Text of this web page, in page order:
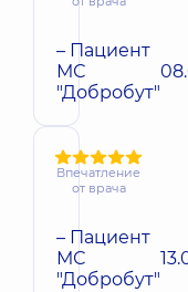
– Пациент
МС
"Добробут"
Впечатление
от врача
– Пациент
МС
"Добробут"